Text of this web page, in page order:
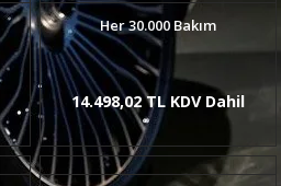
Her 30.000 Bakım
14.498,02 TL KDV Dahil